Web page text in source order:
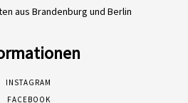
aus Brandenburg und Berlin
INSTAGRAM
FACEBOOK